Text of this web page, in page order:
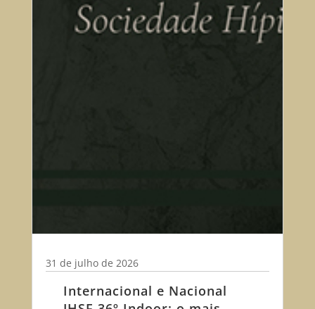
Internacional e Nacional
31 de julho de 2026